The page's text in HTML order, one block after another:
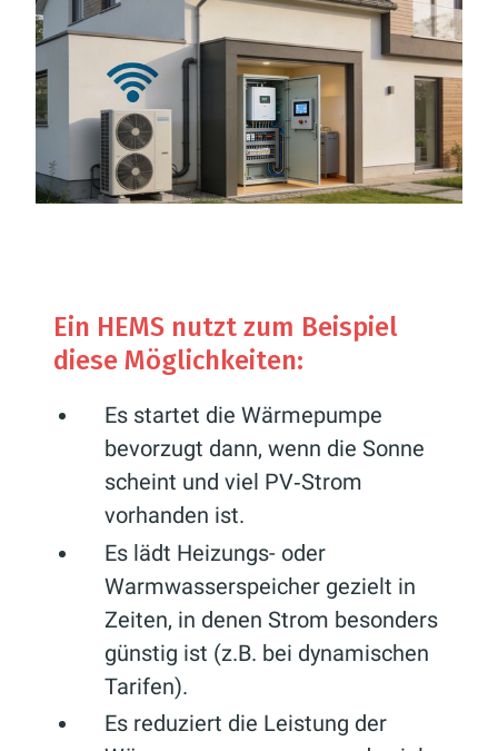
Ein HEMS nutzt zum Beispiel
diese Möglichkeiten:
Es startet die Wärmepumpe
bevorzugt dann, wenn die Sonne
scheint und viel PV‑Strom
vorhanden ist.
Es lädt Heizungs- oder
Warmwasserspeicher gezielt in
Zeiten, in denen Strom besonders
günstig ist (z.B. bei dynamischen
Tarifen).
Es reduziert die Leistung der